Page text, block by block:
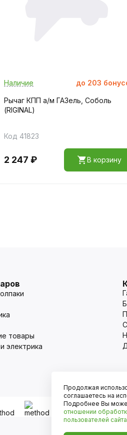
Наличие до 203
Рычаг КПП а/м ГАЗель, Соболь
(RIGINAL)
Код 41823
2 247 ₽ В корзину
товары
электрика
Продолжая
соглашаетесь на
Подробнее Вы
отношении
пользователей сайта